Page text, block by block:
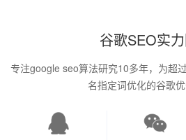
谷歌SEO实
专注google seo算法研究10多年，为超
名指定词优化的谷歌优